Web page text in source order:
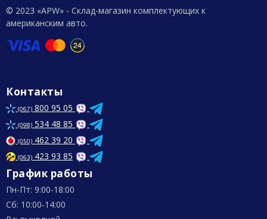
© 2023 «APW» - Склад-магазин комплектующих к
американским авто.
Контакты
(067) 800 95 05
(098) 534 48 85
(050) 462 39 20
(063) 423 93 85
График работы
Пн-Пт: 9:00-18:00
Сб: 10:00-14:00